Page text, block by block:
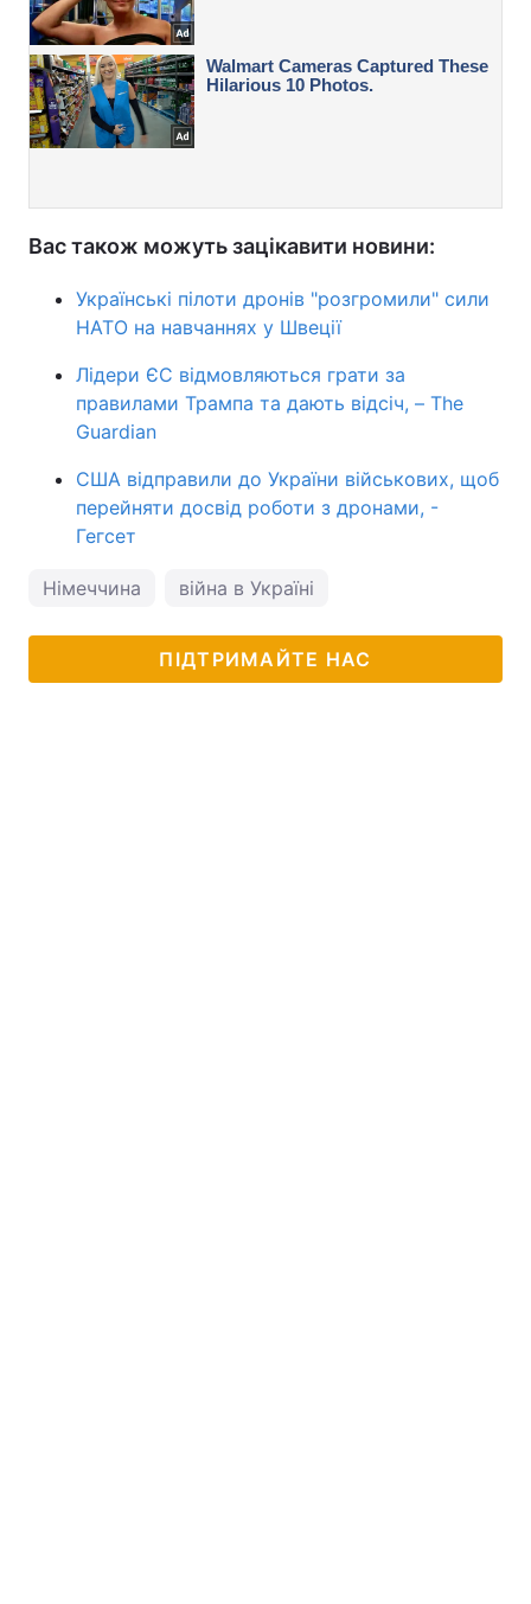
Вас також можуть зацікавити новини:
Українські пілоти дронів "розгромили" сили
НАТО на навчаннях у Швеції
Лідери ЄС відмовляються грати за
правилами Трампа та дають відсіч, – The
Guardian
США відправили до України військових, щоб
перейняти досвід роботи з дронами, -
Гегсет
Німеччина війна в Україні
ПІДТРИМАЙТЕ НАС